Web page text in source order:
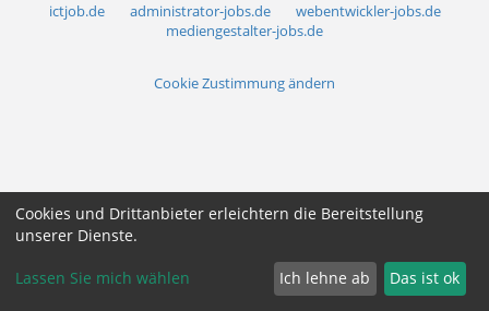
ictjob.de administrator-jobs.de
webentwickler-jobs.de
mediengestalter-jobs.de
Cookie Zustimmung ändern
Cookies und Drittanbieter erleichtern die Bereitstellung
unserer Dienste.
Lassen Sie mich wählen Ich lehne ab Das ist ok